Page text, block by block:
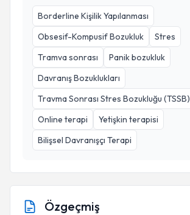
Borderline Kişilik Yapılanması
Obsesif-Kompusif Bozukluk
Stres
Tramva sonrası
Panik bozukluk
Davranış Bozuklukları
Travma Sonrası Stres Bozukluğu (TSSB)
Online terapi
Yetişkin terapisi
Bilişsel Davranışçı Terapi
Özgeçmiş